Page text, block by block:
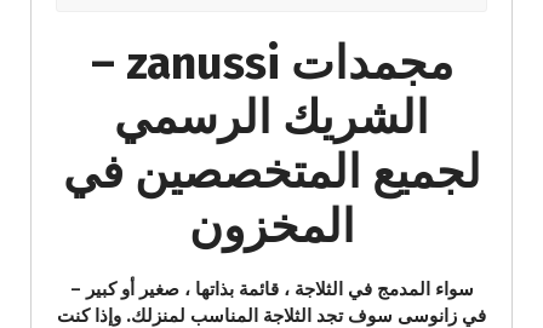
مجمدات zanussi –
الشريك الرسمي
لجميع المتخصصين في
المخزون
سواء المدمج في الثلاجة ، قائمة بذاتها ، صغير أو كبير –
في زانوسى سوف تجد الثلاجة المناسب لمنزلك. وإذا كنت